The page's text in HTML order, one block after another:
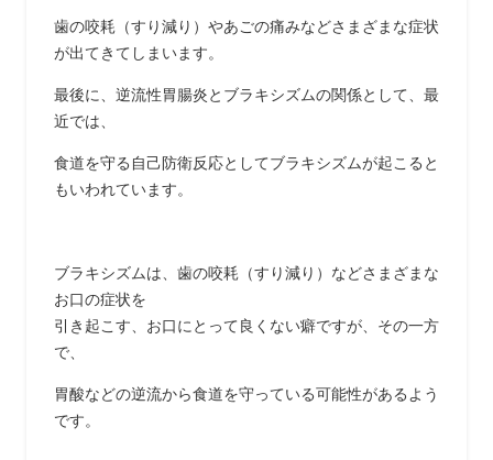
歯の咬耗（すり減り）やあごの痛みなどさまざまな症状
が出てきてしまいます。
最後に、逆流性胃腸炎とブラキシズムの関係として、最
近では、
食道を守る自己防衛反応としてブラキシズムが起こると
もいわれています。
ブラキシズムは、歯の咬耗（すり減り）などさまざまな
お口の症状を
引き起こす、お口にとって良くない癖ですが、その一方
で、
胃酸などの逆流から食道を守っている可能性があるよう
です。